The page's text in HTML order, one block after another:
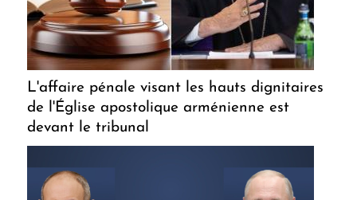
L'affaire pénale visant les hauts dignitaires
de l'Église apostolique arménienne est
devant le tribunal